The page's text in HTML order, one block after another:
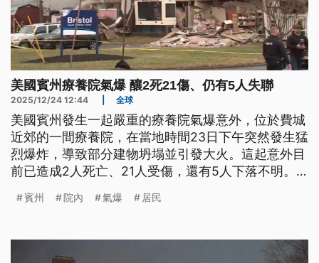
美國賓州療養院氣爆 釀2死21傷、仍有5人失聯
2025/12/24 12:44 全球
美國賓州發生一起嚴重的療養院氣爆意外，位於費城
近郊的一間療養院，在當地時間23日下午突然發生猛
烈爆炸，導致部分建物坍塌並引發大火。這起意外目
前已造成2人死亡、21人受傷，還有5人下落不明。
隨即發生慘劇。
賓州 院內 氣爆 居民